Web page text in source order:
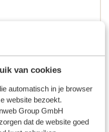
van cookies
automatisch in je browser
website bezoekt.
Group GmbH
dat de website goed
jou